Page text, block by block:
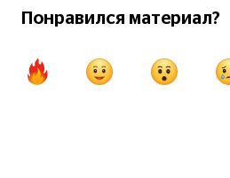
Понравился материал?